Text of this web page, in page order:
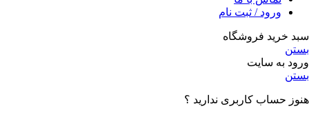
ورود / ثبت نام
سبد خرید فروشگاه
بستن
ورود به سایت
بستن
هنوز حساب کاربری ندارید ؟